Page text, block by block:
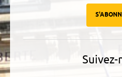
Suivez-